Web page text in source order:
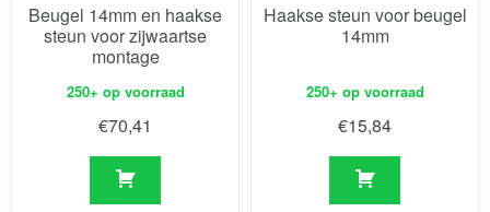
Beugel 14mm en haakse
steun voor zijwaartse
montage
250+ op voorraad
€70,41
Haakse steun voor beugel
14mm
250+ op voorraad
€15,84